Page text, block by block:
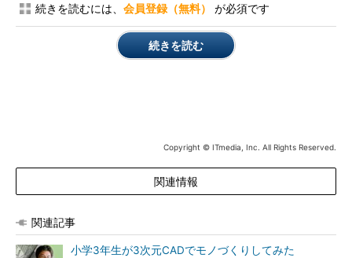
続きを読むには、 会員登録（無料） が必須です
続きを読む
Copyright © ITmedia, Inc. All Rights Reserved.
関連情報
関連記事
小学3年生が3次元CADでモノづくりしてみた